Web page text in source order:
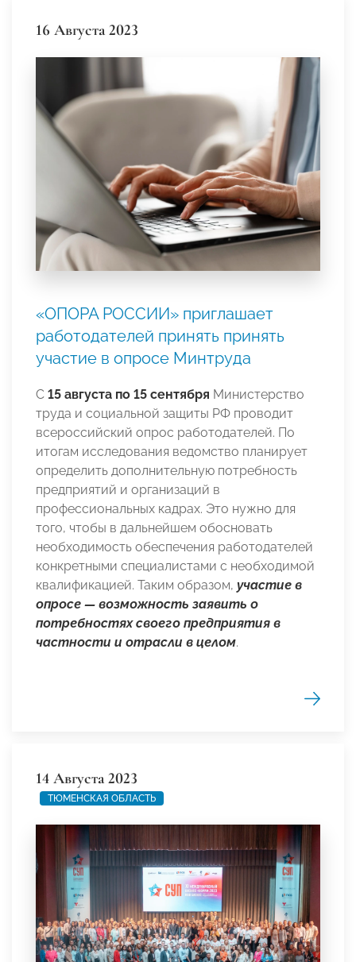
16 Августа 2023
«ОПОРА РОССИИ» приглашает
работодателей принять принять
участие в опросе Минтруда
С 15 августа по 15 сентября Министерство
труда и социальной защиты РФ проводит
всероссийский опрос работодателей. По
итогам исследования ведомство планирует
определить дополнительную потребность
предприятий и организаций в
профессиональных кадрах. Это нужно для
того, чтобы в дальнейшем обосновать
необходимость обеспечения работодателей
конкретными специалистами с необходимой
квалификацией. Таким образом, участие в
опросе — возможность заявить о
потребностях своего предприятия в
частности и отрасли в целом.
14 Августа 2023
ТЮМЕНСКАЯ ОБЛАСТЬ